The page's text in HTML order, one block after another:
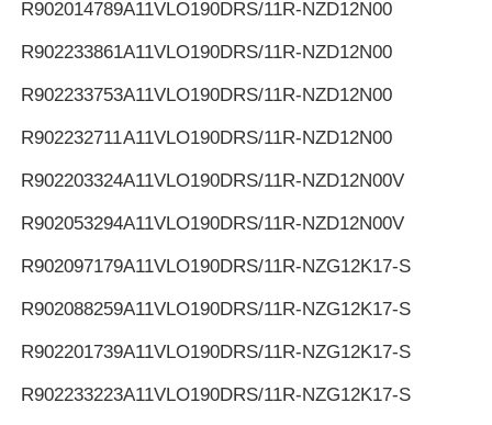
R902014789A11VLO190DRS/11R-NZD12N00
R902233861A11VLO190DRS/11R-NZD12N00
R902233753A11VLO190DRS/11R-NZD12N00
R902232711A11VLO190DRS/11R-NZD12N00
R902203324A11VLO190DRS/11R-NZD12N00V
R902053294A11VLO190DRS/11R-NZD12N00V
R902097179A11VLO190DRS/11R-NZG12K17-S
R902088259A11VLO190DRS/11R-NZG12K17-S
R902201739A11VLO190DRS/11R-NZG12K17-S
R902233223A11VLO190DRS/11R-NZG12K17-S